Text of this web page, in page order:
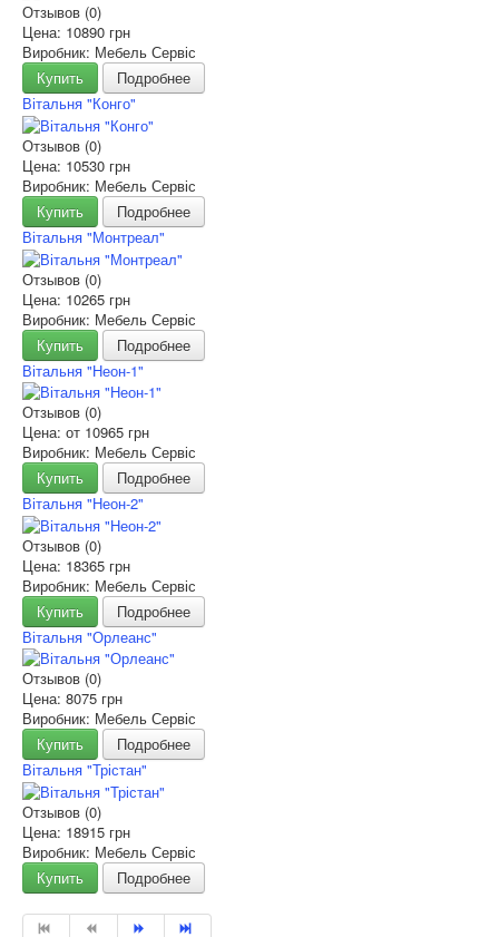
Отзывов (0)
Цена: 10890 грн
Виробник: Мебель Сервіс
Купить
Подробнее
Вітальня "Конго"
Отзывов (0)
Цена: 10530 грн
Виробник: Мебель Сервіс
Купить
Подробнее
Вітальня "Монтреал"
Отзывов (0)
Цена: 10265 грн
Виробник: Мебель Сервіс
Купить
Подробнее
Вітальня "Неон-1"
Отзывов (0)
Цена: от 10965 грн
Виробник: Мебель Сервіс
Купить
Подробнее
Вітальня "Неон-2"
Отзывов (0)
Цена: 18365 грн
Виробник: Мебель Сервіс
Купить
Подробнее
Вітальня "Орлеанс"
Отзывов (0)
Цена: 8075 грн
Виробник: Мебель Сервіс
Купить
Подробнее
Вітальня "Трістан"
Отзывов (0)
Цена: 18915 грн
Виробник: Мебель Сервіс
Купить
Подробнее